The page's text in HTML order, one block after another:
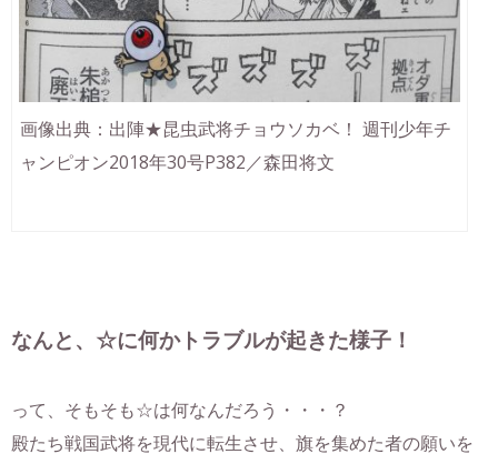
画像出典：出陣★昆虫武将チョウソカベ！ 週刊少年チ
ャンピオン2018年30号P382／森田将文
なんと、☆に何かトラブルが起きた様子！
って、そもそも☆は何なんだろう・・・？
殿たち戦国武将を現代に転生させ、旗を集めた者の願いを